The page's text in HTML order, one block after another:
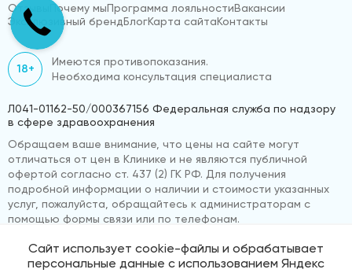
Отзывы Почему мыПрограмма лояльностиВакансии
Эксклюзивный брендБлогКарта сайтаКонтакты
18+
Имеются противопоказания.
Необходима консультация специалиста
Л041-01162-50/000367156 Федеральная служба по надзору
в сфере здравоохранения
Обращаем ваше внимание, что цены на сайте могут
отличаться от цен в Клинике и не являются публичной
офертой согласно ст. 437 (2) ГК РФ. Для получения
подробной информации о наличии и стоимости указанных
услуг, пожалуйста, обращайтесь к администраторам с
помощью формы связи или по телефонам.
Сайт использует cookie-файлы и обрабатывает
персональные данные с использованием Яндекс